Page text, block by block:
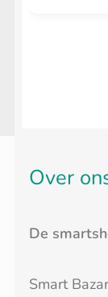
Over
De
Smart